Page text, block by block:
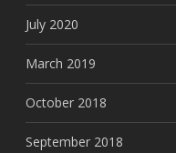
July 2020
March 2019
October 2018
September 2018